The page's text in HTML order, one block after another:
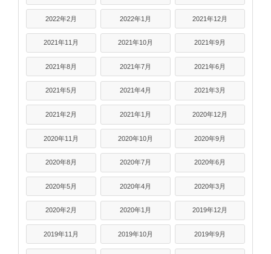
2022年2月 2022年1月 2021年12月
2021年11月 2021年10月 2021年9月
2021年8月 2021年7月 2021年6月
2021年5月 2021年4月 2021年3月
2021年2月 2021年1月 2020年12月
2020年11月 2020年10月 2020年9月
2020年8月 2020年7月 2020年6月
2020年5月 2020年4月 2020年3月
2020年2月 2020年1月 2019年12月
2019年11月 2019年10月 2019年9月